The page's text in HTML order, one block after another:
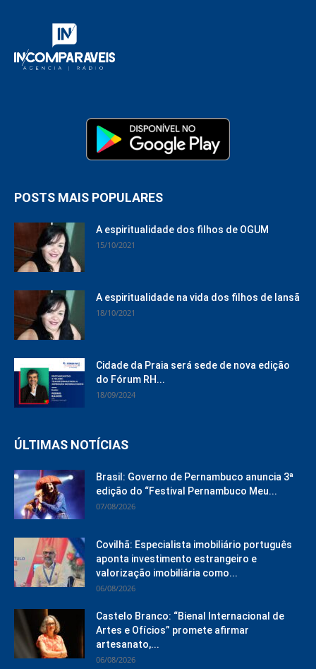
POSTS MAIS POPULARES
A espiritualidade dos filhos de OGUM
15/10/2021
A espiritualidade na vida dos filhos de Iansã
18/10/2021
Cidade da Praia será sede de nova edição
do Fórum RH...
18/09/2024
ÚLTIMAS NOTÍCIAS
Brasil: Governo de Pernambuco anuncia 3ª
edição do “Festival Pernambuco Meu...
07/08/2026
Covilhã: Especialista imobiliário português
aponta investimento estrangeiro e
valorização imobiliária como...
06/08/2026
Castelo Branco: “Bienal Internacional de
Artes e Ofícios” promete afirmar
artesanato,...
06/08/2026